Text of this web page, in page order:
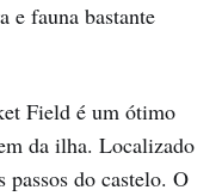
e fauna bastante
Field é um ótimo
da ilha. Localizado
do castelo. O